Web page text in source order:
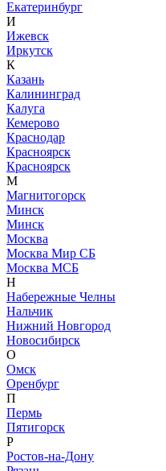
Екатеринбург
И
Ижевск
Иркутск
К
Казань
Калининград
Калуга
Кемерово
Краснодар
Красноярск
Красноярск
М
Магнитогорск
Минск
Минск
Москва
Москва Мир СБ
Москва МСБ
Н
Набережные Челны
Нальчик
Нижний Новгород
Новосибирск
О
Омск
Оренбург
П
Пермь
Пятигорск
Р
Ростов-на-Дону